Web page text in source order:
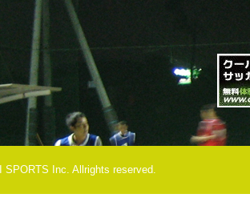
SPORTS Inc. Allrights reserved.